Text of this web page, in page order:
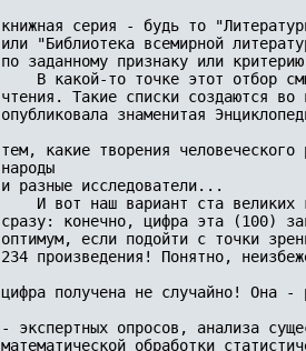
книжная серия - будь то
или "Библиотека всемирной
по заданному признаку или
В какой-то точке этот отбор
чтения. Такие списки создаются
опубликовала знаменитая
тем, какие творения
народы
и разные исследователи...
И вот наш вариант ста
сразу: конечно, цифра эта (100)
оптимум, если подойти с точки
234 произведения! Понятно,
цифра получена не случайно! Она -
- экспертных опросов, анализа
математической обработки